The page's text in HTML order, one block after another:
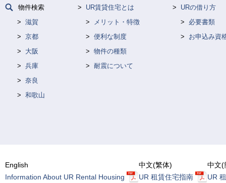
物件検索
滋賀
京都
大阪
兵庫
奈良
和歌山
UR賃貸住宅とは
メリット・特徴
便利な制度
物件の種類
耐震について
URの借り方
必要書類
お申込み資
English
Information About UR Rental Housing
中文(繁体)
UR 租賃住宅指南
中文(
UR